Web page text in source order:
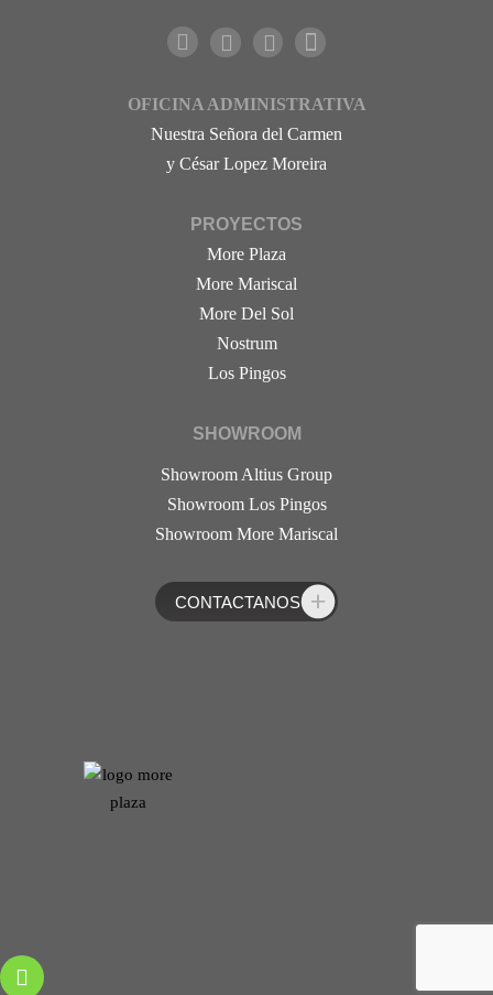
OFICINA ADMINISTRATIVA
Nuestra Señora del Carmen
y César Lopez Moreira
PROYECTOS
More Plaza
More Mariscal
More Del Sol
Nostrum
Los Pingos
SHOWROOM
Showroom Altius Group
Showroom Los Pingos
Showroom More Mariscal
CONTACTANOS